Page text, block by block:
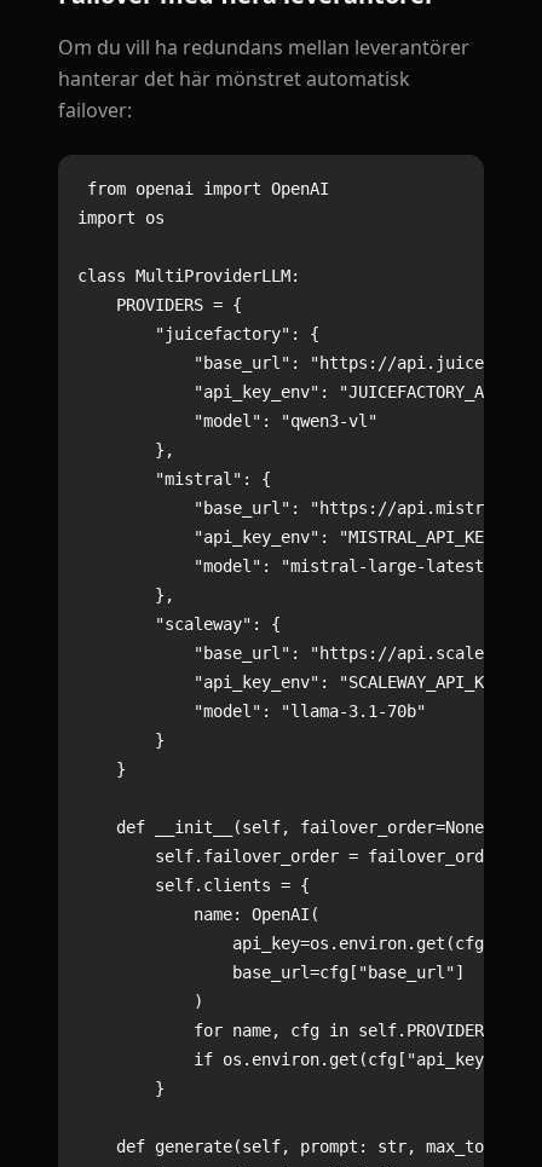
Om du vill ha redundans mellan leverantörer
hanterar det här mönstret automatisk
failover:
from openai import OpenAI
import os
class MultiProviderLLM:
    PROVIDERS = {
        "juicefactory": {
"base_url": "https://
"api_key_env":
            "model": "qwen3-vl"
        },
        "mistral": {
"base_url": "https://
            "api_key_env": "MISTRAL_API_KEY",
            "model": "mistral-large-latest"
        },
        "scaleway": {
"base_url": "https://
            "api_key_env": "SCALEWAY_API_KEY",
            "model": "llama-3.1-70b"
        }
    }
    def __init__(self, failover_order=None):
self.failover_order = failover_order
        self.clients = {
            name: OpenAI(
                base_url=cfg["base_url"]
            )
for name, cfg in
if
        }
def generate(self, prompt: str,